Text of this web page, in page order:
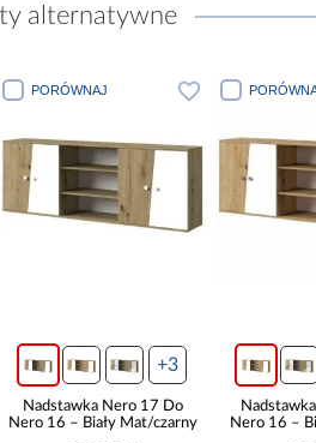
alternatywne
+3
Nero 17 Do
– Biały Mat/czarny
PORÓWNAJ
Nadstawka Nero
Nero 16 – Biały Mat/